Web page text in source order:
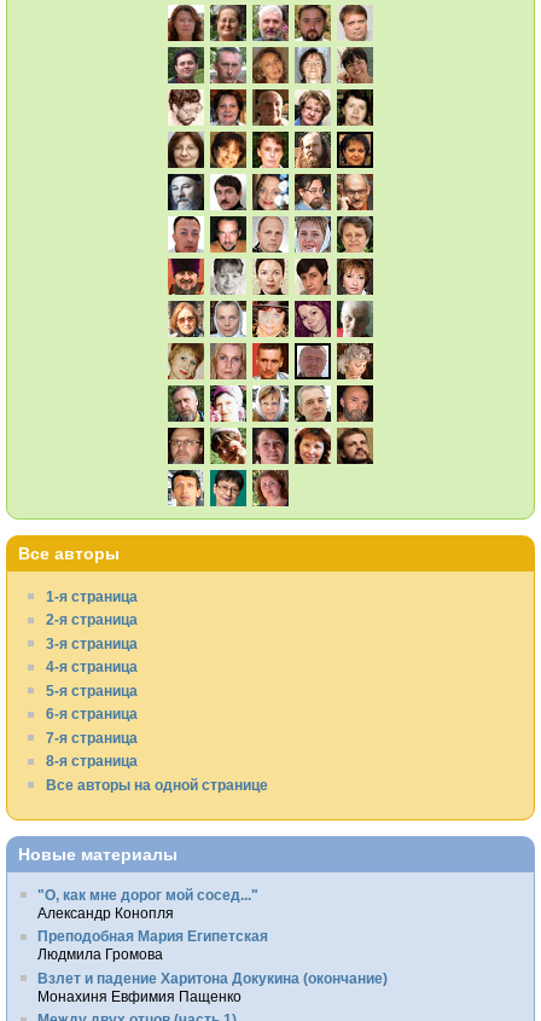
Все авторы
1-я страница
2-я страница
3-я страница
4-я страница
5-я страница
6-я страница
7-я страница
8-я страница
Все авторы на одной странице
Новые материалы
"О, как мне дорог мой сосед..."
Александр Конопля
Преподобная Мария Египетская
Людмила Громова
Взлет и падение Харитона Докукина (окончание)
Монахиня Евфимия Пащенко